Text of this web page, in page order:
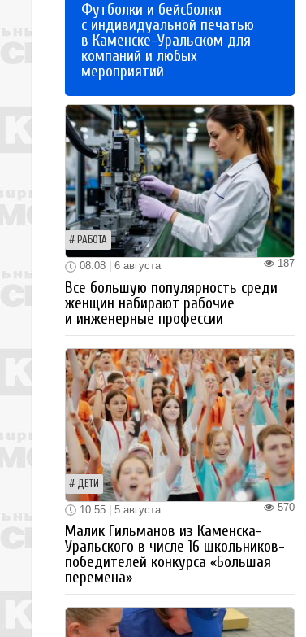
Футболки и бейсболки
с индивидуальной печатью
в Каменске-Уральском для
компаний и любых
мероприятий
РАБОТА
187
08:08 | 6 августа
Все большую популярность среди
женщин набирают рабочие
и инженерные профессии
ДЕТИ
570
10:55 | 5 августа
Малик Гильманов из Каменска-
Уральского в числе 16 школьников-
победителей конкурса «Большая
перемена»